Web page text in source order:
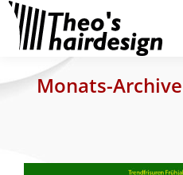
Monats-